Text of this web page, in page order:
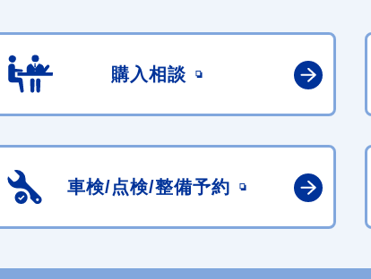
購入相談
車検/点検/整備予約